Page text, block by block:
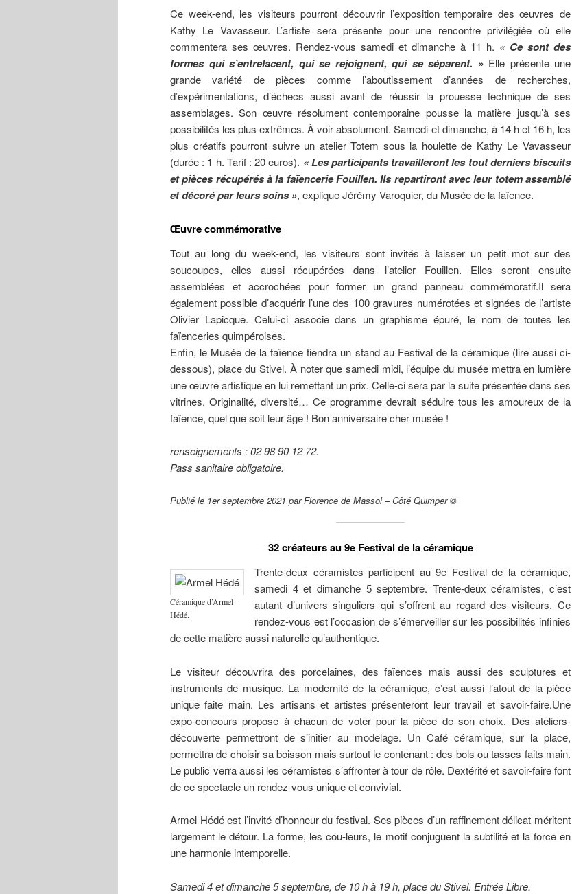
Ce week-end, les visiteurs pourront découvrir l’exposition temporaire des œuvres de
Kathy Le Vavasseur. L’artiste sera présente pour une rencontre privilégiée où elle
commentera ses œuvres. Rendez-vous samedi et dimanche à 11 h. « Ce sont des
formes qui s’entrelacent, qui se rejoignent, qui se séparent. »Elle présente une
grande variété de pièces comme l’aboutissement d’années de recherches,
d’expérimentations, d’échecs aussi avant de réussir la prouesse technique de ses
assemblages. Son œuvre résolument contemporaine pousse la matière jusqu’à ses
possibilités les plus extrêmes. À voir absolument. Samedi et dimanche, à 14 h et 16 h, les
plus créatifs pourront suivre un atelier Totem sous la houlette de Kathy Le Vavasseur
(durée : 1 h. Tarif : 20 euros). « Les participants travailleront les tout derniers biscuits
et pièces récupérés à la faïencerie Fouillen. Ils repartiront avec leur totem assemblé
et décoré par leurs soins », explique Jérémy Varoquier, du Musée de la faïence.
Œuvre commémorative
Tout au long du week-end, les visiteurs sont invités à laisser un petit mot sur des
soucoupes, elles aussi récupérées dans l’atelier Fouillen. Elles seront ensuite
assemblées et accrochées pour former un grand panneau commémoratif.Il sera
également possible d’acquérir l’une des 100 gravures numérotées et signées de l’artiste
Olivier Lapicque. Celui-ci associe dans un graphisme épuré, le nom de toutes les
faïenceries quimpéroises.
Enfin, le Musée de la faïence tiendra un stand au Festival de la céramique (lire aussi ci-
dessous), place du Stivel. À noter que samedi midi, l’équipe du musée mettra en lumière
une œuvre artistique en lui remettant un prix. Celle-ci sera par la suite présentée dans ses
vitrines. Originalité, diversité… Ce programme devrait séduire tous les amoureux de la
faïence, quel que soit leur âge ! Bon anniversaire cher musée !
renseignements : 02 98 90 12 72.
Pass sanitaire obligatoire.
Publié le 1er septembre 2021 par Florence de Massol – Côté Quimper ©
32 créateurs au 9e Festival de la céramique
Céramique d’Armel
Hédé.
Trente-deux céramistes participent au 9e Festival de la céramique,
samedi 4 et dimanche 5 septembre. Trente-deux céramistes, c’est
autant d’univers singuliers qui s’offrent au regard des visiteurs. Ce
rendez-vous est l’occasion de s’émerveiller sur les possibilités infinies
de cette matière aussi naturelle qu’authentique.
Le visiteur découvrira des porcelaines, des faïences mais aussi des sculptures et
instruments de musique. La modernité de la céramique, c’est aussi l’atout de la pièce
unique faite main. Les artisans et artistes présenteront leur travail et savoir-faire.Une
expo-concours propose à chacun de voter pour la pièce de son choix. Des ateliers-
découverte permettront de s’initier au modelage. Un Café céramique, sur la place,
permettra de choisir sa boisson mais surtout le contenant : des bols ou tasses faits main.
Le public verra aussi les céramistes s’affronter à tour de rôle. Dextérité et savoir-faire font
de ce spectacle un rendez-vous unique et convivial.
Armel Hédé est l’invité d’honneur du festival. Ses pièces d’un raffinement délicat méritent
largement le détour. La forme, les cou-leurs, le motif conjuguent la subtilité et la force en
une harmonie intemporelle.
Samedi 4 et dimanche 5 septembre, de 10 h à 19 h, place du Stivel. Entrée Libre.